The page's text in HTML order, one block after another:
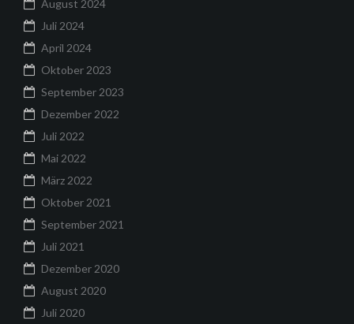
August 2024
Juli 2024
April 2024
Oktober 2023
September 2023
Dezember 2022
Juli 2022
Mai 2022
März 2022
Oktober 2021
September 2021
Juli 2021
Dezember 2020
August 2020
Juli 2020